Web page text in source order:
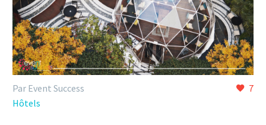
7
Par Event Success
Hôtels